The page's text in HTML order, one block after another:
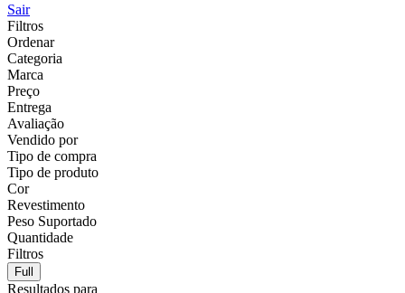
Sair
Filtros
Ordenar
Categoria
Marca
Preço
Entrega
Avaliação
Vendido por
Tipo de compra
Tipo de produto
Cor
Revestimento
Peso Suportado
Quantidade
Filtros
Full
Resultados para